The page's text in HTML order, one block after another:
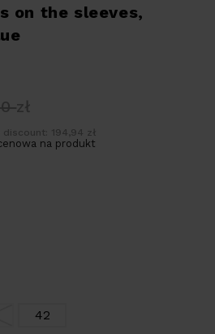
on the sleeves,
zł
194,94 zł
na produkt
42